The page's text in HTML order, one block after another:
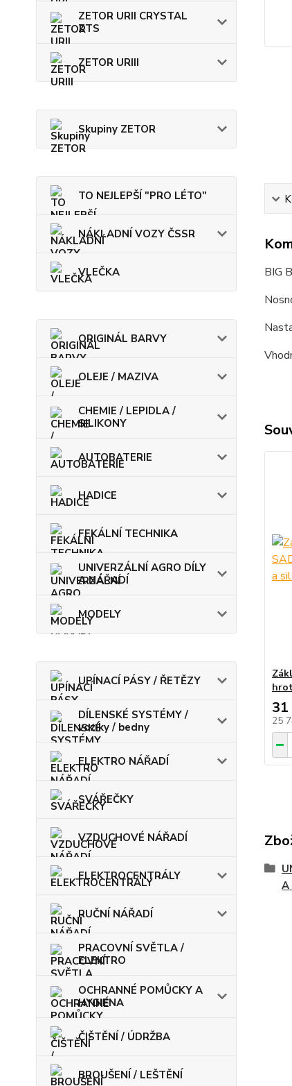
ZETOR URII CRYSTAL
ZTS
ZETOR URIII
Skupiny ZETOR
TO NEJLEPŠÍ "PRO LÉTO"
NÁKLADNÍ VOZY ČSSR
VLEČKA
ORIGINÁL BARVY
OLEJE / MAZIVA
CHEMIE / LEPIDLA /
SILIKONY
AUTOBATERIE
HADICE
FEKÁLNÍ TECHNIKA
UNIVERZÁLNÍ AGRO DÍLY
A NÁŘADÍ
MODELY
UPÍNACÍ PÁSY / ŘETĚZY
DÍLENSKÉ SYSTÉMY /
vozíky / bedny
ELEKTRO NÁŘADÍ
SVÁŘEČKY
VZDUCHOVÉ NÁŘADÍ
ELEKTROCENTRÁLY
RUČNÍ NÁŘADÍ
PRACOVNÍ SVĚTLA /
ELEKTRO
OCHRANNÉ POMŮCKY A
HYGIENA
ČIŠTĚNÍ / ÚDRŽBA
BROUŠENÍ / LEŠTĚNÍ
BIG
31
25
A